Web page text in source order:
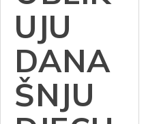
UJU
DANA
ŠNJU